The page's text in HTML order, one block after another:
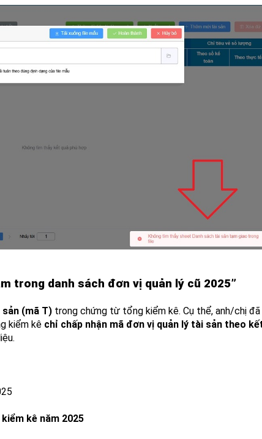
trong danh sách đơn vị quản lý cũ 2025”
(mã T) trong chứng từ tổng kiểm kê. Cụ thể, anh/chị đã
kiểm kê chỉ chấp nhận mã đơn vị quản lý tài sản theo
kê năm 2025